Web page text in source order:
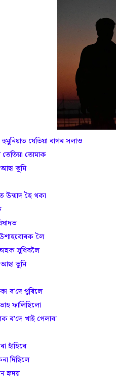
যেতিয়া বাগৰ সলাও
তোমাক
তুমি
উন্মাদ হৈ থকা
উশাহবোৰক লৈ
সুধিবলৈ
তুমি
ৰ'দে পুৰিলে
ফালিছিলো
ৰ'দে খাই পেলাব'
হাঁহিৰে
দিছিলে
হৃদয়